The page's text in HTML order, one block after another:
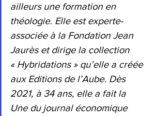
ailleurs une formation en
théologie. Elle est experte-
associée à la Fondation Jean
Jaurès et dirige la collection
« Hybridations » qu’elle a créée
aux Editions de l’Aube. Dès
2021, à 34 ans, elle a fait la
Une du journal économique